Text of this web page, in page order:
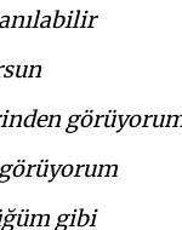
gibi